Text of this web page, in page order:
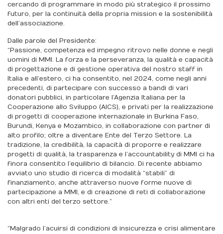
cercando di programmare in modo più strategico il prossimo
futuro, per la continuità della propria mission e la sostenibilità
dell’associazione.
Dalle parole del Presidente:
“Passione, competenza ed impegno ritrovo nelle donne e negli
uomini di MMI. La forza e la perseveranza, la qualità e capacità
di progettazione e di gestione operativa del nostro staff in
Italia e all’estero, ci ha consentito, nel 2024, come negli anni
precedenti, di partecipare con successo a bandi di vari
donatori pubblici, in particolare l’Agenzia Italiana per la
Cooperazione allo Sviluppo (AICS), e privati per la realizzazione
di progetti di cooperazione internazionale in Burkina Faso,
Burundi, Kenya e Mozambico, in collaborazione con partner di
alto profilo; oltre a diventare Ente del Terzo Settore. La
tradizione, la credibilità, la capacità di proporre e realizzare
progetti di qualità, la trasparenza e l’accountability di MMI ci ha
finora consentito l’equilibrio di bilancio. Di recente abbiamo
avviato uno studio di ricerca di modalità “stabili” di
finanziamento, anche attraverso nuove forme nuove di
partecipazione a MMI, e di creazione di reti di collaborazione
con altri enti del terzo settore.”
“Malgrado l’acuirsi di condizioni di insicurezza e crisi alimentare